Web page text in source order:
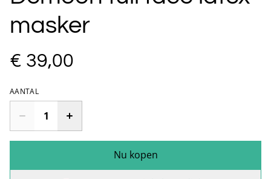
masker
€ 39,00
AANTAL
Nu kopen